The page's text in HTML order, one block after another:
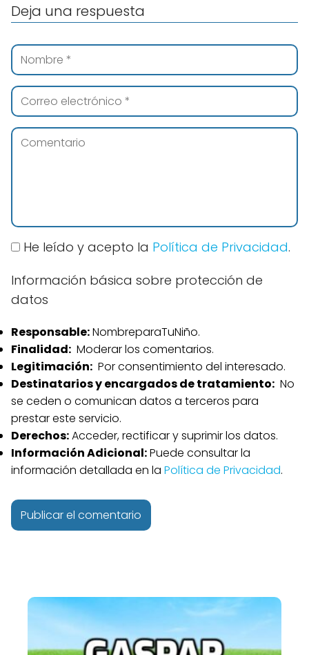
Deja una respuesta
He leído y acepto la Política de Privacidad.
Información básica sobre protección de
datos
Responsable:NombreparaTuNiño.
Finalidad: Moderar los comentarios.
Legitimación: Por consentimiento del interesado.
Destinatarios y encargados de tratamiento: No
se ceden o comunican datos a terceros para
prestar este servicio.
Derechos:Acceder, rectificar y suprimir los datos.
Información Adicional:Puede consultar la
información detallada en la Política de Privacidad.